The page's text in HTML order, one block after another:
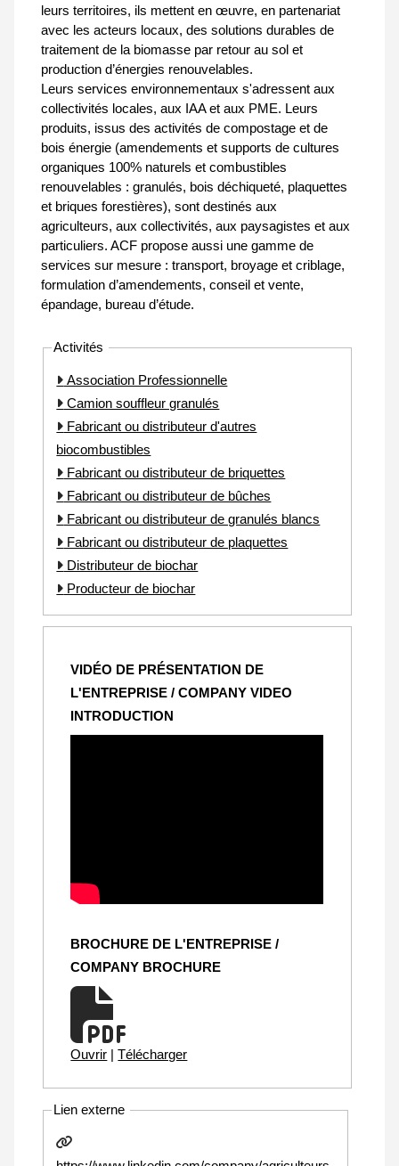
leurs territoires, ils mettent en œuvre, en partenariat
avec les acteurs locaux, des solutions durables de
traitement de la biomasse par retour au sol et
production d’énergies renouvelables.
Leurs services environnementaux s'adressent aux
collectivités locales, aux IAA et aux PME. Leurs
produits, issus des activités de compostage et de
bois énergie (amendements et supports de cultures
organiques 100% naturels et combustibles
renouvelables : granulés, bois déchiqueté, plaquettes
et briques forestières), sont destinés aux
agriculteurs, aux collectivités, aux paysagistes et aux
particuliers. ACF propose aussi une gamme de
services sur mesure : transport, broyage et criblage,
formulation d’amendements, conseil et vente,
épandage, bureau d’étude.
Activités
Association Professionnelle
Camion souffleur granulés
Fabricant ou distributeur d'autres
biocombustibles
Fabricant ou distributeur de briquettes
Fabricant ou distributeur de bûches
Fabricant ou distributeur de granulés blancs
Fabricant ou distributeur de plaquettes
Distributeur de biochar
Producteur de biochar
VIDÉO DE PRÉSENTATION DE
L'ENTREPRISE / COMPANY VIDEO
INTRODUCTION
BROCHURE DE L'ENTREPRISE /
COMPANY BROCHURE
Ouvrir | Télécharger
Lien externe